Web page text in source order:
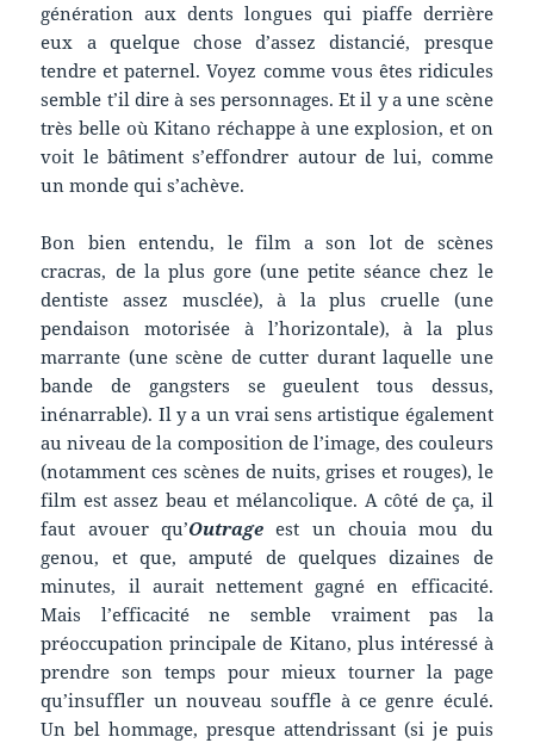
génération aux dents longues qui piaffe derrière
eux a quelque chose d’assez distancié, presque
tendre et paternel. Voyez comme vous êtes ridicules
semble t’il dire à ses personnages. Et il y a une scène
très belle où Kitano réchappe à une explosion, et on
voit le bâtiment s’effondrer autour de lui, comme
un monde qui s’achève.
Bon bien entendu, le film a son lot de scènes
cracras, de la plus gore (une petite séance chez le
dentiste assez musclée), à la plus cruelle (une
pendaison motorisée à l’horizontale), à la plus
marrante (une scène de cutter durant laquelle une
bande de gangsters se gueulent tous dessus,
inénarrable). Il y a un vrai sens artistique également
au niveau de la composition de l’image, des couleurs
(notamment ces scènes de nuits, grises et rouges), le
film est assez beau et mélancolique. A côté de ça, il
faut avouer qu’Outrage est un chouia mou du
genou, et que, amputé de quelques dizaines de
minutes, il aurait nettement gagné en efficacité.
Mais l’efficacité ne semble vraiment pas la
préoccupation principale de Kitano, plus intéressé à
prendre son temps pour mieux tourner la page
qu’insuffler un nouveau souffle à ce genre éculé.
Un bel hommage, presque attendrissant (si je puis